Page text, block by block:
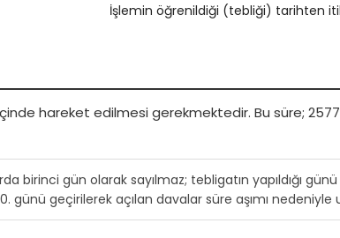
İşlemin öğrenildiği (tebliği) tarihten
hareket edilmesi gerekmektedir. Bu süre; 2577
birinci gün olarak sayılmaz; tebligatın yapıldığı
geçirilerek açılan davalar süre aşımı nedeniyle